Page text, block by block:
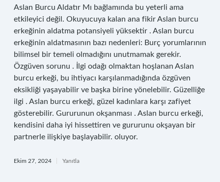
Aslan Burcu Aldatır Mı bağlamında bu yeterli ama
etkileyici değil. Okuyucuya kalan ana fikir Aslan burcu
erkeğinin aldatma potansiyeli yüksektir . Aslan burcu
erkeğinin aldatmasının bazı nedenleri: Burç yorumlarının
bilimsel bir temeli olmadığını unutmamak gerekir.
Özgüven sorunu . İlgi odağı olmaktan hoşlanan Aslan
burcu erkeği, bu ihtiyacı karşılanmadığında özgüven
eksikliği yaşayabilir ve başka birine yönelebilir. Güzelliğe
ilgi . Aslan burcu erkeği, güzel kadınlara karşı zafiyet
gösterebilir. Gururunun okşanması . Aslan burcu erkeği,
kendisini daha iyi hissettiren ve gururunu okşayan bir
partnerle ilişkiye başlayabilir. oluyor.
Ekim 27, 2024 Yanıtla